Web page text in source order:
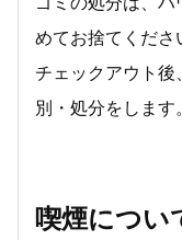
めてお捨てくださ
チェックアウト後
別・処分をします
喫煙につい